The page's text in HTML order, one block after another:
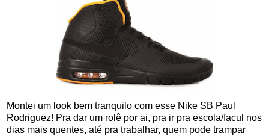
Montei um look bem tranquilo com esse Nike SB Paul
Rodriguez! Pra dar um rolê por ai, pra ir pra escola/facul nos
dias mais quentes, até pra trabalhar, quem pode trampar